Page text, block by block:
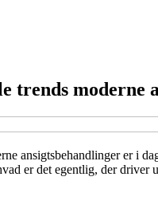
trends moderne
ansigtsbehandlinger er i
er det egentlig, der